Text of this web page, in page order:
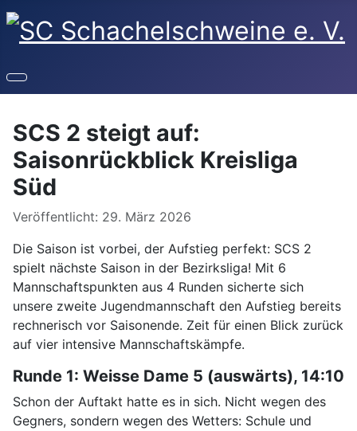
SCS 2 steigt auf:
Saisonrückblick Kreisliga
Süd
Details
Veröffentlicht: 29. März 2026
Die Saison ist vorbei, der Aufstieg perfekt: SCS 2
spielt nächste Saison in der Bezirksliga! Mit 6
Mannschaftspunkten aus 4 Runden sicherte sich
unsere zweite Jugendmannschaft den Aufstieg bereits
rechnerisch vor Saisonende. Zeit für einen Blick zurück
auf vier intensive Mannschaftskämpfe.
Runde 1: Weisse Dame 5 (auswärts), 14:10
Schon der Auftakt hatte es in sich. Nicht wegen des
Gegners, sondern wegen des Wetters: Schule und